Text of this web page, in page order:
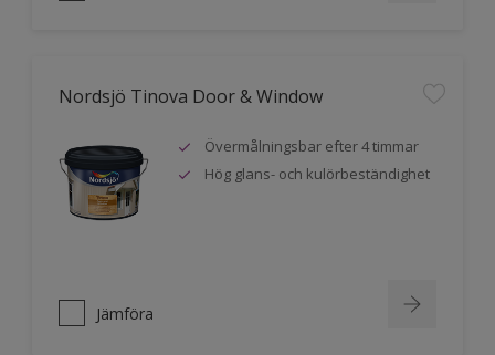
Nordsjö Tinova Door & Window
Övermålningsbar efter 4 timmar
Hög glans- och kulörbeständighet
Jämföra